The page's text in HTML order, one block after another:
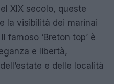
XIX secolo, queste
la visibilità dei marinai
famoso ‘Breton top’ è
e libertà,
e delle località